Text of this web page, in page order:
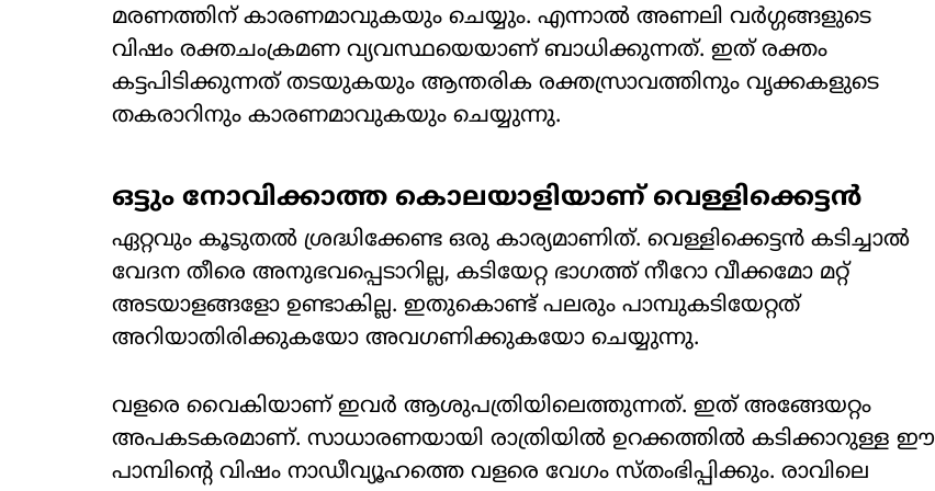
മരണത്തിന് കാരണമാവുകയും ചെയ്യും. എന്നാൽ അണലി വർഗ്ഗങ്ങളുടെ
വിഷം രക്തചംക്രമണ വ്യവസ്ഥയെയാണ് ബാധിക്കുന്നത്. ഇത് രക്തം
കട്ടപിടിക്കുന്നത് തടയുകയും ആന്തരിക രക്തസ്രാവത്തിനും വൃക്കകളുടെ
തകരാറിനും കാരണമാവുകയും ചെയ്യുന്നു.
ഒട്ടും നോവിക്കാത്ത കൊലയാളിയാണ് വെള്ളിക്കെട്ടൻ
ഏറ്റവും കൂടുതൽ ശ്രദ്ധിക്കേണ്ട ഒരു കാര്യമാണിത്. വെള്ളിക്കെട്ടൻ കടിച്ചാൽ
വേദന തീരെ അനുഭവപ്പെടാറില്ല, കടിയേറ്റ ഭാഗത്ത് നീറോ വീക്കമോ മറ്റ്
അടയാളങ്ങളോ ഉണ്ടാകില്ല. ഇതുകൊണ്ട് പലരും പാമ്പുകടിയേറ്റത്
അറിയാതിരിക്കുകയോ അവഗണിക്കുകയോ ചെയ്യുന്നു.
വളരെ വൈകിയാണ് ഇവർ ആശുപത്രിയിലെത്തുന്നത്. ഇത് അങ്ങേയറ്റം
അപകടകരമാണ്. സാധാരണയായി രാത്രിയിൽ ഉറക്കത്തിൽ കടിക്കാറുള്ള ഈ
പാമ്പിന്റെ വിഷം നാഡീവ്യൂഹത്തെ വളരെ വേഗം സ്തംഭിപ്പിക്കും. രാവിലെ